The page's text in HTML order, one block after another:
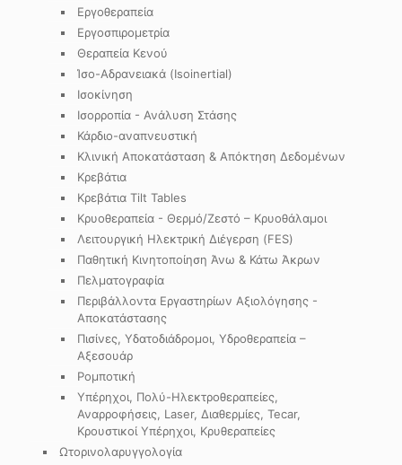
Εργοθεραπεία
Εργοσπιρομετρία
Θεραπεία Κενού
Ίσο-Αδρανειακά (Isoinertial)
Ισοκίνηση
Ισορροπία - Ανάλυση Στάσης
Κάρδιο-αναπνευστική
Κλινική Αποκατάσταση & Απόκτηση Δεδομένων
Κρεβάτια
Κρεβάτια Tilt Tables
Κρυοθεραπεία - Θερμό/Ζεστό – Κρυοθάλαμοι
Λειτουργική Ηλεκτρική Διέγερση (FES)
Παθητική Κινητοποίηση Άνω & Κάτω Άκρων
Πελματογραφία
Περιβάλλοντα Εργαστηρίων Αξιολόγησης -
Αποκατάστασης
Πισίνες, Υδατοδιάδρομοι, Υδροθεραπεία –
Αξεσουάρ
Ρομποτική
Υπέρηχοι, Πολύ-Ηλεκτροθεραπείες,
Αναρροφήσεις, Laser, Διαθερμίες, Tecar,
Κρουστικοί Υπέρηχοι, Κρυθεραπείες
Ωτορινολαρυγγολογία